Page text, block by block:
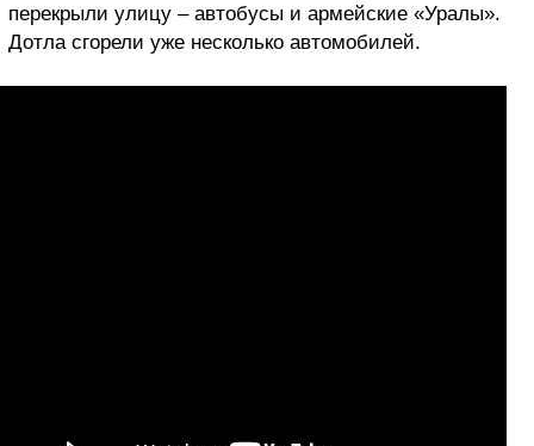
перекрыли улицу – автобусы и армейские «Уралы».
Дотла сгорели уже несколько автомобилей.